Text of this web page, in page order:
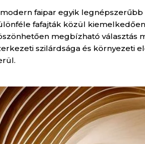
faipar egyik
fafajták közül
megbízható választás
szilárdsága és környezeti